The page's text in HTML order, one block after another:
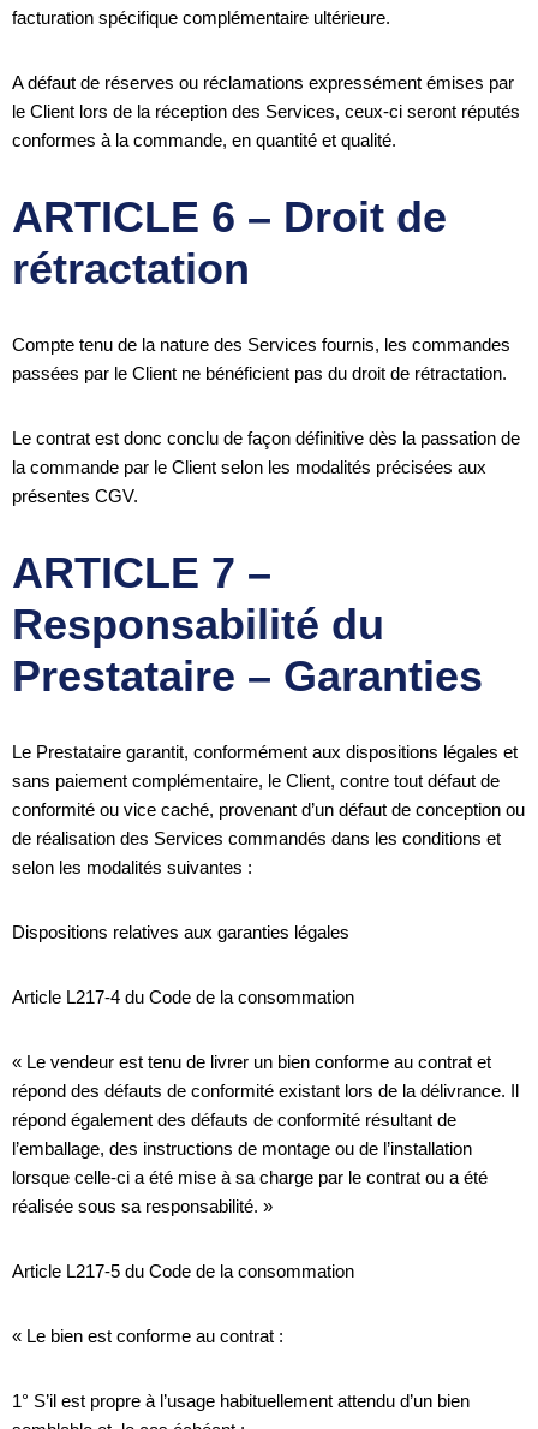
facturation spécifique complémentaire ultérieure.
A défaut de réserves ou réclamations expressément émises par
le Client lors de la réception des Services, ceux-ci seront réputés
conformes à la commande, en quantité et qualité.
ARTICLE 6 – Droit de
rétractation
Compte tenu de la nature des Services fournis, les commandes
passées par le Client ne bénéficient pas du droit de rétractation.
Le contrat est donc conclu de façon définitive dès la passation de
la commande par le Client selon les modalités précisées aux
présentes CGV.
ARTICLE 7 –
Responsabilité du
Prestataire – Garanties
Le Prestataire garantit, conformément aux dispositions légales et
sans paiement complémentaire, le Client, contre tout défaut de
conformité ou vice caché, provenant d’un défaut de conception ou
de réalisation des Services commandés dans les conditions et
selon les modalités suivantes :
Dispositions relatives aux garanties légales
Article L217-4 du Code de la consommation
« Le vendeur est tenu de livrer un bien conforme au contrat et
répond des défauts de conformité existant lors de la délivrance. Il
répond également des défauts de conformité résultant de
l’emballage, des instructions de montage ou de l’installation
lorsque celle-ci a été mise à sa charge par le contrat ou a été
réalisée sous sa responsabilité. »
Article L217-5 du Code de la consommation
« Le bien est conforme au contrat :
1° S’il est propre à l’usage habituellement attendu d’un bien